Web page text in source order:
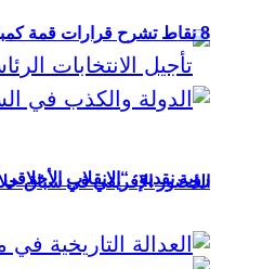
الحضور الإفريقي في سباق
8 نقاط تشرح قرارات قمة كمبالا بشأن “بعثة أوصوم” في الصومال؟
رؤية نقدية: “الانقلاب